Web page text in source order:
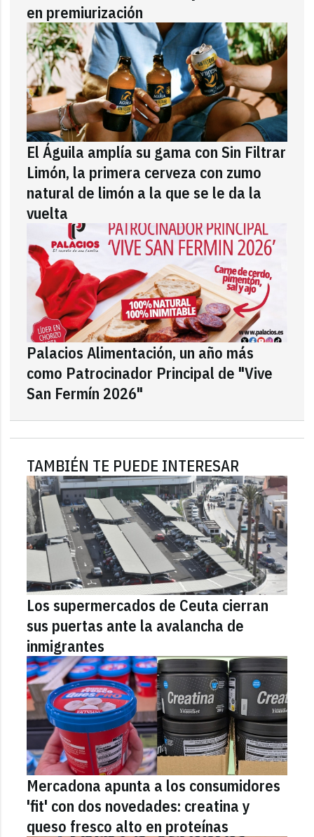
en premiurización
El Águila amplía su gama con Sin Filtrar
Limón, la primera cerveza con zumo
natural de limón a la que se le da la
vuelta
Palacios Alimentación, un año más
como Patrocinador Principal de "Vive
San Fermín 2026"
TAMBIÉN TE PUEDE INTERESAR
Los supermercados de Ceuta cierran
sus puertas ante la avalancha de
inmigrantes
Mercadona apunta a los consumidores
'fit' con dos novedades: creatina y
queso fresco alto en proteínas